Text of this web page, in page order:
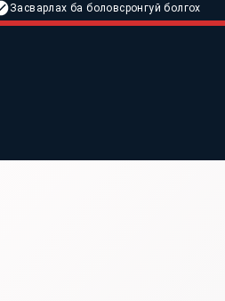
Засварлах ба боловсронгуй болгох